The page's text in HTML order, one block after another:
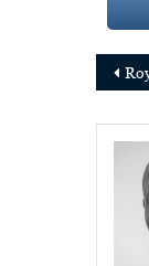
de
Royaume-